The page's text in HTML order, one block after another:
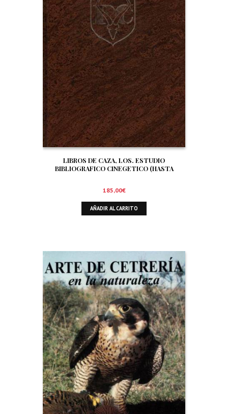
LIBROS DE CAZA, LOS. ESTUDIO
BIBLIOGRAFICO CINEGETICO (HASTA
185,00€
AÑADIR AL CARRITO